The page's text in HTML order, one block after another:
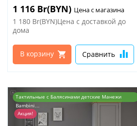
1 116 Br(BYN) Цена с магазина
1 180 Br(BYN)Цена с доставкой до
дома
В корзину Сравнить
Тактильные с Балясинами детские Манежи
Bambini…
Акция!